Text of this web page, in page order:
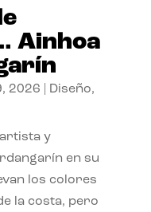
Ainhoa
2026 Diseño,
y
en su
los colores
la costa, pero